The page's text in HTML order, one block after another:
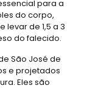
para a
do corpo,
de 1,5 a 3
do falecido.
São José de
e projetados
Eles são